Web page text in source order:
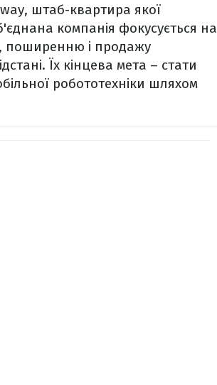
штаб-квартира якої
компанія фокусується на
поширенню і продажу
Їх кінцева мета – стати
робототехніки шляхом